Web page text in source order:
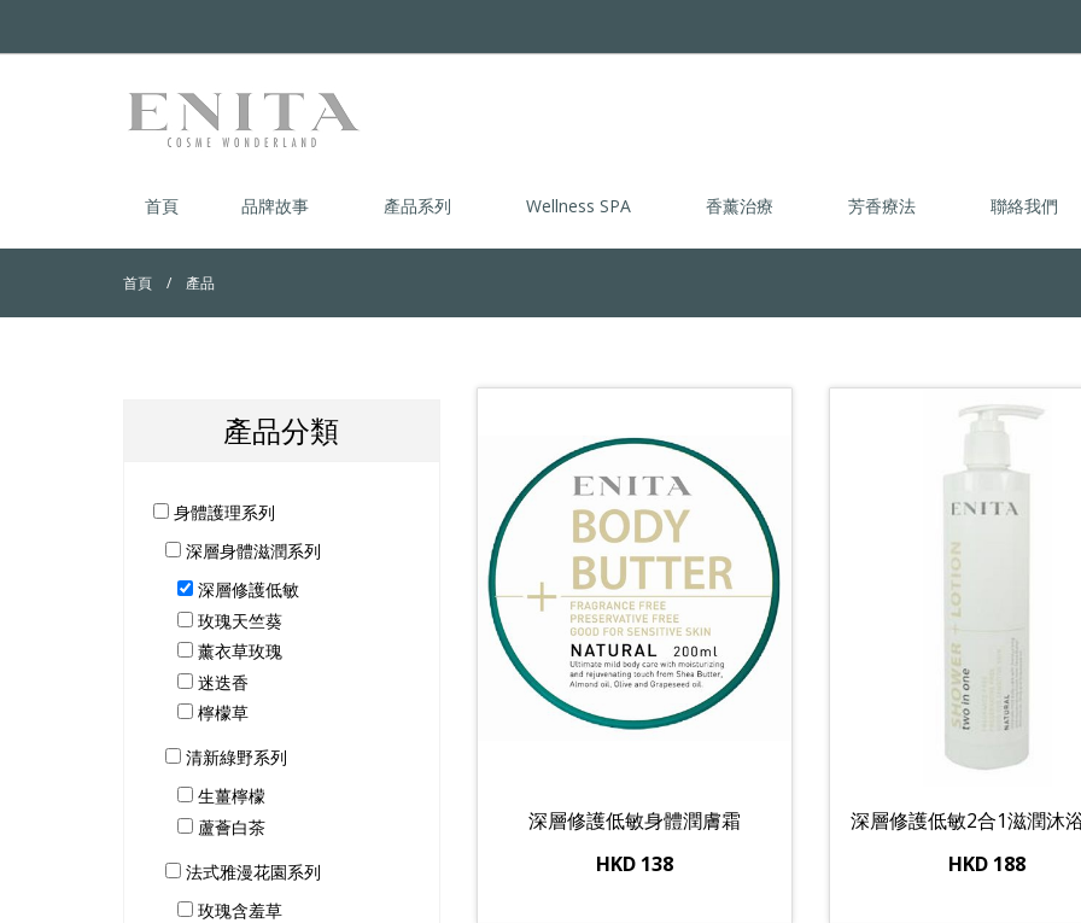
首頁 品牌故事 產品系列 Wellness SPA 香薰治療 芳香療法 聯絡我們
首頁 產品
產品分類
身體護理系列
深層身體滋潤系列
深層修護低敏
玫瑰天竺葵
薰衣草玫瑰
迷迭香
檸檬草
清新綠野系列
生薑檸檬
蘆薈白茶
法式雅漫花園系列
玫瑰含羞草
深層修護低敏身體潤膚霜
HKD 138
深層修護低敏2合1滋潤沐
HKD 188